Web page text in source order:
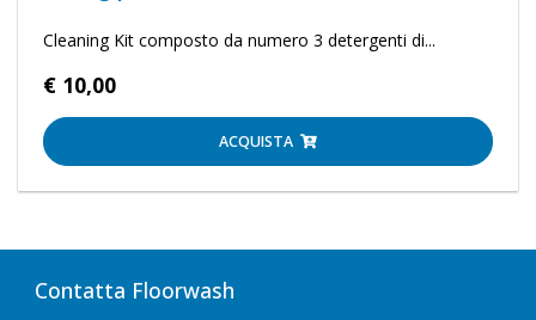
Cleaning Kit composto da numero 3 detergenti di...
€ 10,00
ACQUISTA
Contatta Floorwash